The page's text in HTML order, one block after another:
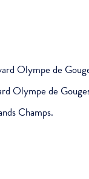
Olympe de
Olympe de
Champs.